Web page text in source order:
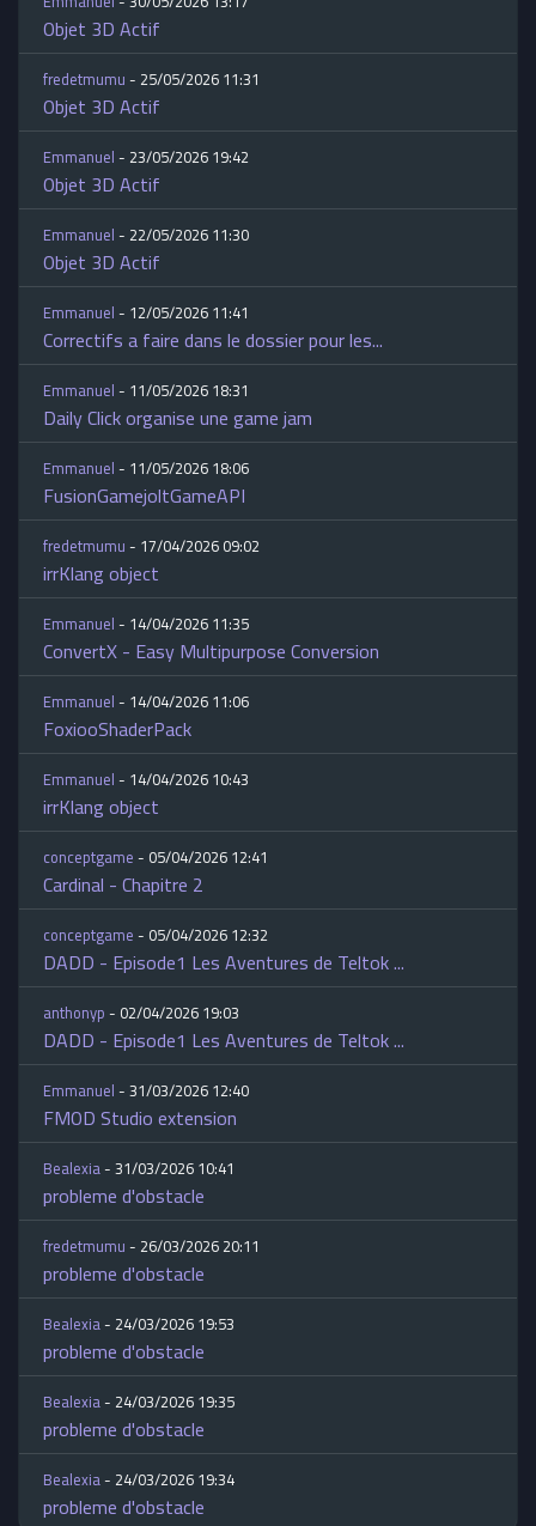
Objet 3D Actif
fredetmumu- 25/05/2026 11:31
Objet 3D Actif
Emmanuel- 23/05/2026 19:42
Objet 3D Actif
Emmanuel- 22/05/2026 11:30
Objet 3D Actif
Emmanuel- 12/05/2026 11:41
Correctifs a faire dans le dossier pour les...
Emmanuel- 11/05/2026 18:31
Daily Click organise une game jam
Emmanuel- 11/05/2026 18:06
FusionGamejoltGameAPI
fredetmumu- 17/04/2026 09:02
irrKlang object
Emmanuel- 14/04/2026 11:35
ConvertX - Easy Multipurpose Conversion
Emmanuel- 14/04/2026 11:06
FoxiooShaderPack
Emmanuel- 14/04/2026 10:43
irrKlang object
conceptgame- 05/04/2026 12:41
Cardinal - Chapitre 2
conceptgame- 05/04/2026 12:32
DADD - Episode1 Les Aventures de Teltok ...
anthonyp- 02/04/2026 19:03
DADD - Episode1 Les Aventures de Teltok ...
Emmanuel- 31/03/2026 12:40
FMOD Studio extension
Bealexia- 31/03/2026 10:41
probleme d'obstacle
fredetmumu- 26/03/2026 20:11
probleme d'obstacle
Bealexia- 24/03/2026 19:53
probleme d'obstacle
Bealexia- 24/03/2026 19:35
probleme d'obstacle
Bealexia- 24/03/2026 19:34
probleme d'obstacle